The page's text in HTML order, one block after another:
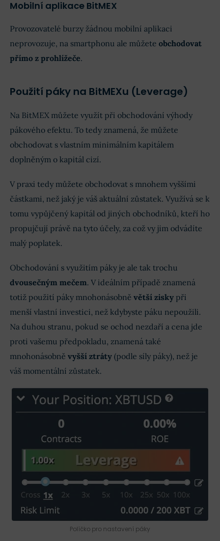
Mobilní aplikace BitMEX
Provozovatelé burzy žádnou mobilní aplikaci
neprovozuje, na smartphonu ale můžete obchodovat
přímo z prohlížeče.
Použití páky na BitMEXu (Leverage)
Na BitMEX můžete využít při obchodování výhody
pákového efektu. To tedy znamená, že můžete
obchodovat s vlastním minimálním kapitálem
doplněným o kapitál cizí.
V praxi tedy můžete obchodovat s mnohem vyššími
částkami, než jaký je váš aktuální zůstatek. Využívá se k
tomu vypůjčený kapitál od jiných obchodníků, kteří ho
propujčují právě na tyto účely, za což vy jim odvádíte
malý poplatek.
Obchodování s využitím páky je ale tak trochu
dvousečným mečem. V ideálním případě znamená
totiž použití páky mnohonásobně větší zisky při
menší vlastní investici, než kdybyste páku nepoužili.
Na duhou stranu, pokud se ochod nezdaří a cena jde
proti vašemu předpokladu, znamená také
mnohonásobně vyšší ztráty (podle síly páky), než je
váš momentální zůstatek.
Políčko pro nastavení páky